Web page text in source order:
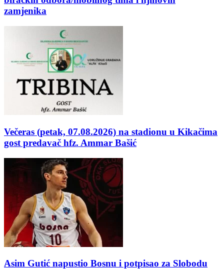
zamjenika
Večeras (petak, 07.08.2026) na stadionu u Kikačima
gost predavač hfz. Ammar Bašić
Asim Gutić napustio Bosnu i potpisao za Slobodu